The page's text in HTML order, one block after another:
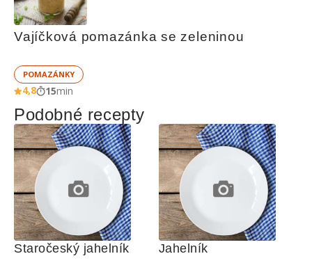
Vajíčková pomazánka se zeleninou
POMAZÁNKY
4,8 15min
Podobné recepty
Staročeský jahelník Jahelník